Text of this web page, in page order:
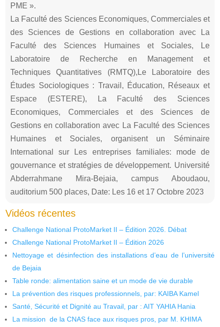
PME ».
La Faculté des Sciences Economiques, Commerciales et
des Sciences de Gestions en collaboration avec La
Faculté des Sciences Humaines et Sociales, Le
Laboratoire de Recherche en Management et
Techniques Quantitatives (RMTQ),Le Laboratoire des
Études Sociologiques : Travail, Éducation, Réseaux et
Espace (ESTERE), La Faculté des Sciences
Economiques, Commerciales et des Sciences de
Gestions en collaboration avec La Faculté des Sciences
Humaines et Sociales, organisent un Séminaire
International sur Les entreprises familiales: mode de
gouvernance et stratégies de développement. Université
Abderrahmane Mira-Bejaia, campus Aboudaou,
auditorium 500 places, Date: Les 16 et 17 Octobre 2023
Vidéos récentes
Challenge National ProtoMarket II – Édition 2026. Débat
Challenge National ProtoMarket II – Édition 2026
Nettoyage et désinfection des installations d’eau de l’université
de Bejaia
Table ronde: alimentation saine et un mode de vie durable
La prévention des risques professionnels, par: KAIBA Kamel
Santé, Sécurité et Dignité au Travail, par : AIT YAHIA Hania
La mission de la CNAS face aux risques pros, par M. KHIMA